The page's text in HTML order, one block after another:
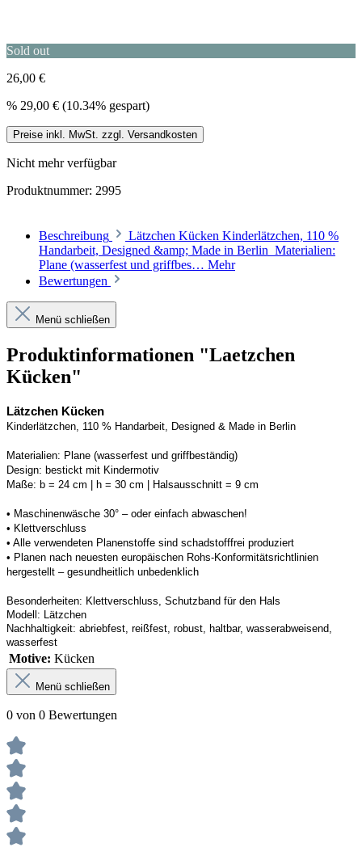
Sold out
26,00 €
% 29,00 € (10.34% gespart)
Preise inkl. MwSt. zzgl. Versandkosten
Nicht mehr verfügbar
Produktnummer: 2995
Beschreibung
Lätzchen Kücken Kinderlätzchen, 110 %
Handarbeit, Designed &amp; Made in Berlin Materialien:
Plane (wasserfest und griffbes… Mehr
Bewertungen
Menü schließen
Produktinformationen "Laetzchen
Kücken"
Lätzchen Kücken
Kinderlätzchen, 110 % Handarbeit, Designed & Made in Berlin
Materialien: Plane (wasserfest und griffbeständig)
Design: bestickt mit Kindermotiv
Maße: b = 24 cm | h = 30 cm | Halsausschnitt = 9 cm
• Maschinenwäsche 30° – oder einfach abwaschen!
• Klettverschluss
• Alle verwendeten Planenstoffe sind schadstofffrei produziert
• Planen nach neuesten europäischen Rohs-Konformitätsrichtlinien
hergestellt – gesundheitlich unbedenklich
Besonderheiten: Klettverschluss, Schutzband für den Hals
Modell: Lätzchen
Nachhaltigkeit: abriebfest, reißfest, robust haltbar, wasserabweisend,
wasserfest
Motive: Kücken
Menü schließen
0 von 0 Bewertungen